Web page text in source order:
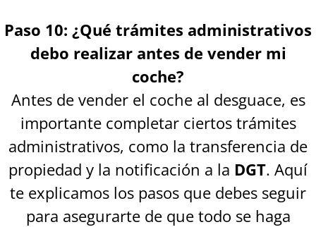
Paso 10: ¿Qué trámites administrativos
debo realizar antes de vender mi
coche?
Antes de vender el coche al desguace, es
importante completar ciertos trámites
administrativos, como la transferencia de
propiedad y la notificación a la DGT. Aquí
te explicamos los pasos que debes seguir
para asegurarte de que todo se haga